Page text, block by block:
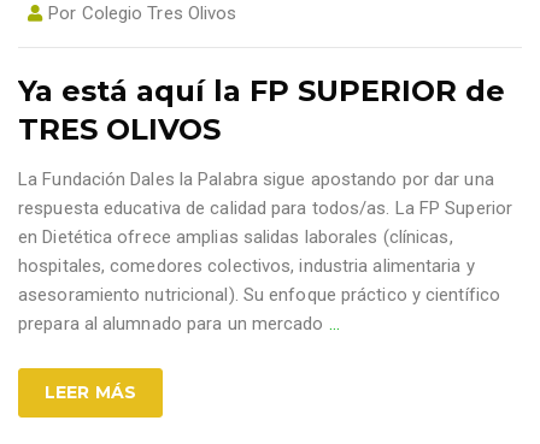
Por Colegio Tres Olivos
Ya está aquí la FP SUPERIOR de
TRES OLIVOS
La Fundación Dales la Palabra sigue apostando por dar una
respuesta educativa de calidad para todos/as. La FP Superior
en Dietética ofrece amplias salidas laborales (clínicas,
hospitales, comedores colectivos, industria alimentaria y
asesoramiento nutricional). Su enfoque práctico y científico
prepara al alumnado para un mercado …
LEER MÁS